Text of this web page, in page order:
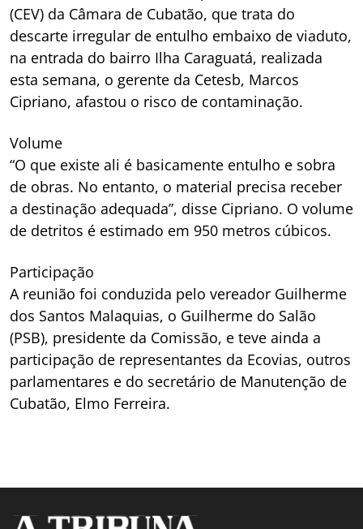
(CEV) da Câmara de Cubatão, que trata do
descarte irregular de entulho embaixo de viaduto,
na entrada do bairro Ilha Caraguatá, realizada
esta semana, o gerente da Cetesb, Marcos
Cipriano, afastou o risco de contaminação.
Volume
“O que existe ali é basicamente entulho e sobra
de obras. No entanto, o material precisa receber
a destinação adequada”, disse Cipriano. O volume
de detritos é estimado em 950 metros cúbicos.
Participação
A reunião foi conduzida pelo vereador Guilherme
dos Santos Malaquias, o Guilherme do Salão
(PSB), presidente da Comissão, e teve ainda a
participação de representantes da Ecovias, outros
parlamentares e do secretário de Manutenção de
Cubatão, Elmo Ferreira.